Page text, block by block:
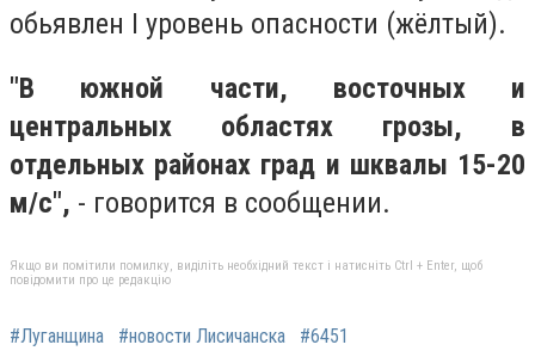
обьявлен I уровень опасности (жёлтый).
"В южной части, восточных и
центральных областях грозы, в
отдельных районах град и шквалы 15-20
м/с", - говорится в сообщении.
Якщо ви помітили помилку, виділіть необхідний текст і натисніть Ctrl + Enter, щоб
повідомити про це редакцію
#Луганщина #новости Лисичанска #6451